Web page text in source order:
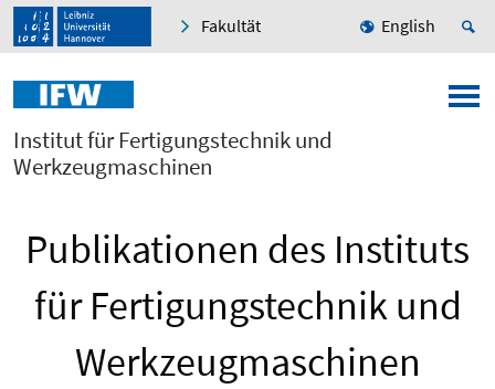
Fakultät English
Institut für Fertigungstechnik und
Werkzeugmaschinen
Publikationen des Instituts
für Fertigungstechnik und
Werkzeugmaschinen